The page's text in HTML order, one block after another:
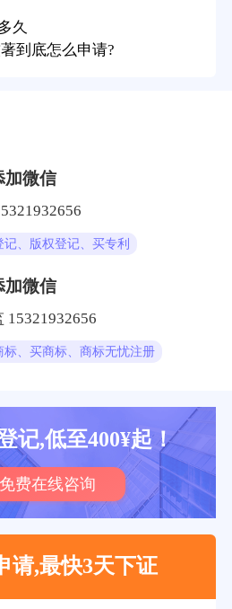
久
到底怎么申请?
加微信
记、版权登记、买专利
加微信
15321932656
标、买商标、商标无忧注册
记,低至400¥起！
费在线咨询
请,最快3天下证